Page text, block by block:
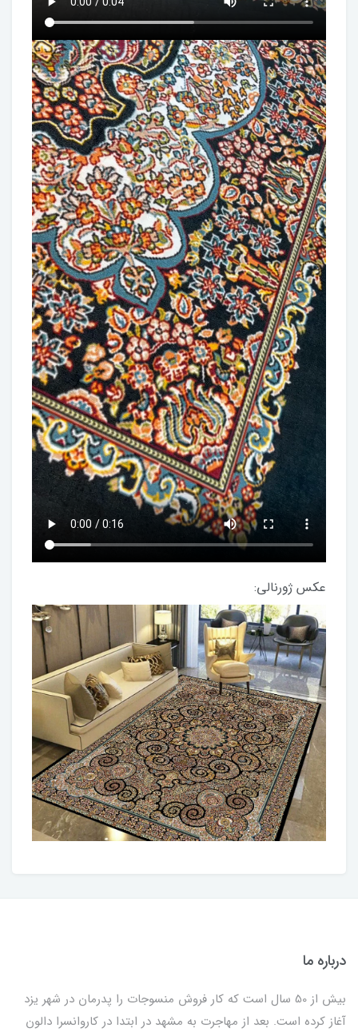
عکس ژورنالی:
درباره ما
بیش از 50 سال است که کار فروش منسوجات را پدرمان در شهر یزد
آغاز کرده است. بعد از مهاجرت به مشهد در ابتدا در کاروانسرا دالون